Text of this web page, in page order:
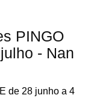
PINGO
- Nan
de 28 junho a 4